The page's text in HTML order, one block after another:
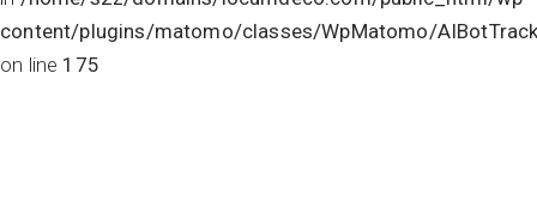
content/plugins/matomo/classes/WpMatomo/
on line 175